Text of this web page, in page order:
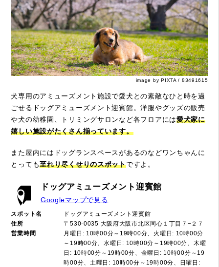
image by PIXTA / 83491615
犬専用のアミューズメント施設で愛犬との素敵なひと時を過
ごせるドッグアミューズメント迎賓館。洋服やグッズの販売
や犬の幼稚園、トリミングサロンなど各フロアには愛犬家に
嬉しい施設がたくさん揃っています。
また屋内にはドッグランスペースがあるのなどワンちゃんに
とっても至れり尽くせりのスポットですよ。
ドッグアミューズメント迎賓館
Googleマップで見る
スポット名
ドッグアミューズメント迎賓館
住所
〒530-0035 大阪府大阪市北区同心１丁目７−２７
営業時間
月曜日: 10時00分～19時00分、火曜日: 10時00分
～19時00分、水曜日: 10時00分～19時00分、木曜
日: 10時00分～19時00分、金曜日: 10時00分～19
時00分、土曜日: 10時00分～19時00分、日曜日: